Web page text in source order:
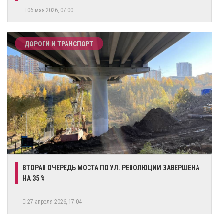
06 мая 2026, 07:00
ДОРОГИ И ТРАНСПОРТ
​ВТОРАЯ ОЧЕРЕДЬ МОСТА ПО УЛ. РЕВОЛЮЦИИ ЗАВЕРШЕНА
НА 35 %
27 апреля 2026, 17:04